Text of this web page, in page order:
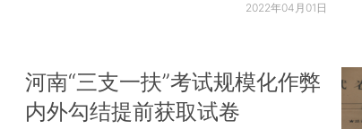
2022年04月01日
河南“三支一扶”考试规模化作弊
内外勾结提前获取试卷